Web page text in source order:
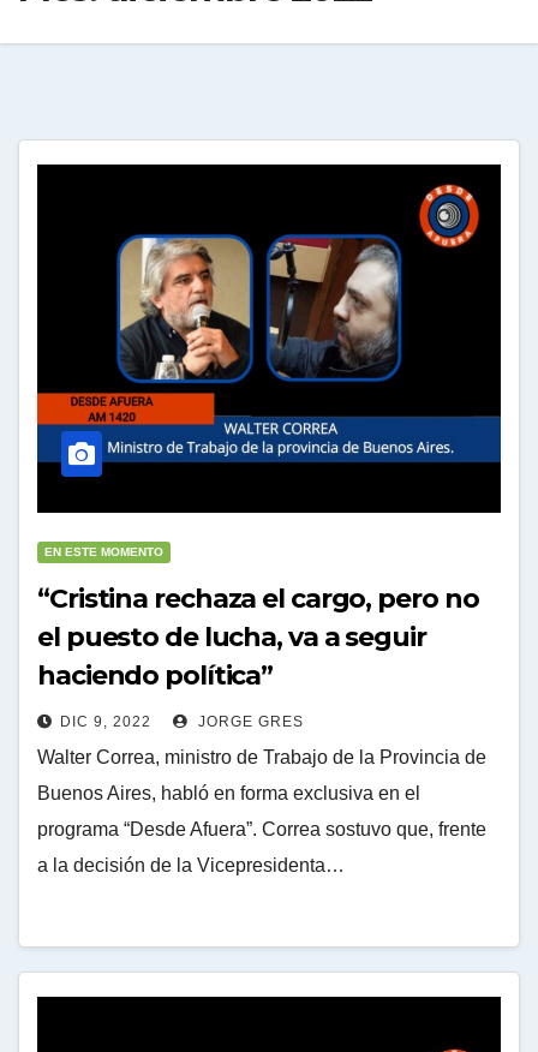
EN ESTE MOMENTO
“Cristina rechaza el cargo, pero no
el puesto de lucha, va a seguir
haciendo política”
DIC 9, 2022 JORGE GRES
Walter Correa, ministro de Trabajo de la Provincia de
Buenos Aires, habló en forma exclusiva en el
programa “Desde Afuera”. Correa sostuvo que, frente
a la decisión de la Vicepresidenta…